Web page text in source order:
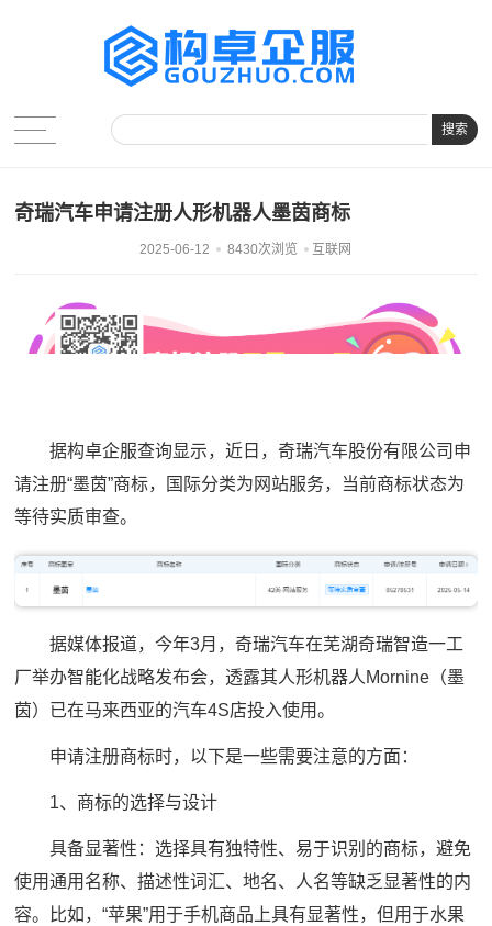
搜索
奇瑞汽车申请注册人形机器人墨茵商标
2025-06-12 8430次浏览 互联网
据构卓企服查询显示，近日，奇瑞汽车股份有限公司申
请注册“墨茵”商标，国际分类为网站服务，当前商标状态为
等待实质审查。
据媒体报道，今年3月，奇瑞汽车在芜湖奇瑞智造一工
厂举办智能化战略发布会，透露其人形机器人Mornine（墨
茵）已在马来西亚的汽车4S店投入使用。
申请注册商标时，以下是一些需要注意的方面：
1、商标的选择与设计
具备显著性：选择具有独特性、易于识别的商标，避免
使用通用名称、描述性词汇、地名、人名等缺乏显著性的内
容。比如，“苹果”用于手机商品上具有显著性，但用于水果